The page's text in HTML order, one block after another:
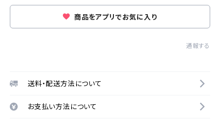
商品をアプリでお気に入り
通報する
送料・配送方法について
お支払い方法について